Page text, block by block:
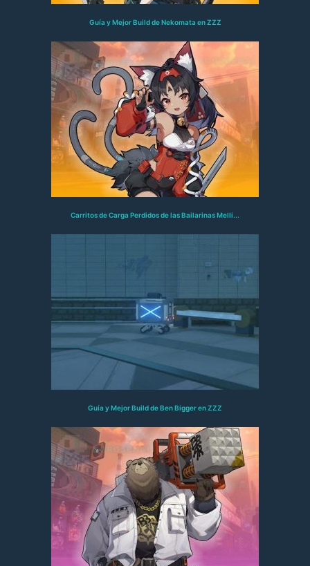
Guía y Mejor Build de Nekomata en ZZZ
Carritos de Carga Perdidos de las Bailarinas Melli...
Guía y Mejor Build de Ben Bigger en ZZZ